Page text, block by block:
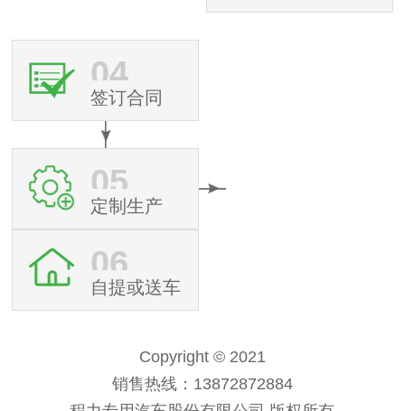
04
签订合同
05
定制生产
06
自提或送车
Copyright © 2021
销售热线：13872872884